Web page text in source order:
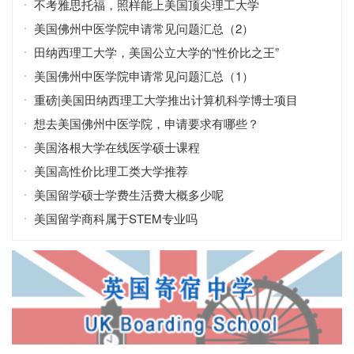
不考雅思托福，照样能上美国顶尖理工大学
美国佛州中医学院申请常见问题汇总（2）
田纳西理工大学，美国公立大学的“性价比之王”
美国佛州中医学院申请常见问题汇总（1）
重磅|美国田纳西理工大学推出计算机科学博士项目
想去美国佛州中医学院，申请要求有哪些？
美国洛根大学在线医学硕士课程
美国高性价比理工类大学推荐
美国留学硕士学费生活费大概多少呢
美国留学商科属于STEM专业吗